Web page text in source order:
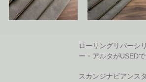
ローリングリバーシ
ー・アルタがUSED
スカンジナビアンス